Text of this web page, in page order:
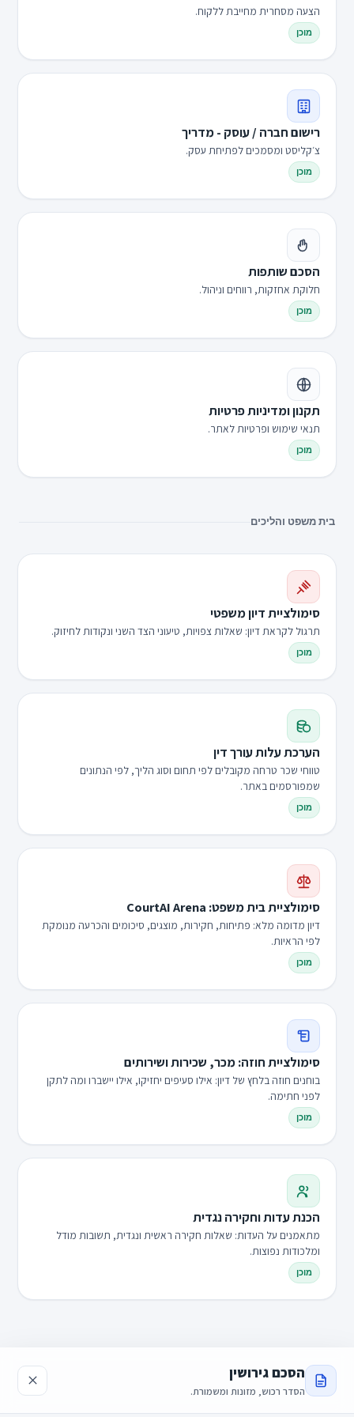
הצעה מסחרית מחייבת ללקוח.
מוכן
רישום חברה / עוסק - מדריך
צ׳קליסט ומסמכים לפתיחת עסק.
מוכן
הסכם שותפות
חלוקת אחזקות, רווחים וניהול.
מוכן
תקנון ומדיניות פרטיות
תנאי שימוש ופרטיות לאתר.
מוכן
בית משפט והליכים
סימולציית דיון משפטי
תרגול לקראת דיון: שאלות צפויות, טיעוני הצד השני ונקודות לחיזוק.
מוכן
הערכת עלות עורך דין
טווחי שכר טרחה מקובלים לפי תחום וסוג הליך, לפי הנתונים
שמפורסמים באתר.
מוכן
סימולציית בית משפט: CourtAI Arena
דיון מדומה מלא: פתיחות, חקירות, מוצגים, סיכומים והכרעה מנומקת
לפי הראיות.
מוכן
סימולציית חוזה: מכר, שכירות ושירותים
בוחנים חוזה בלחץ של דיון: אילו סעיפים יחזיקו, אילו יישברו ומה לתקן
לפני חתימה.
מוכן
הכנת עדות וחקירה נגדית
מתאמנים על העדות: שאלות חקירה ראשית ונגדית, תשובות מודל
ומלכודות נפוצות.
מוכן
הסכם גירושין
הסדר רכוש, מזונות ומשמורת.